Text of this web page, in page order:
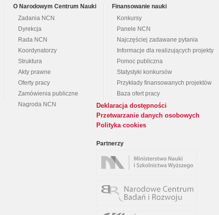
O Narodowym Centrum Nauki
Zadania NCN
Dyrekcja
Rada NCN
Koordynatorzy
Struktura
Akty prawne
Oferty pracy
Zamówienia publiczne
Nagroda NCN
Finansowanie nauki
Konkursy
Panele NCN
Najczęściej zadawane pytania
Informacje dla realizujących projekty
Pomoc publiczna
Statystyki konkursów
Przykłady finansowanych projektów
Baza ofert pracy
Deklaracja dostępności
Przetwarzanie danych osobowych
Polityka cookies
Partnerzy